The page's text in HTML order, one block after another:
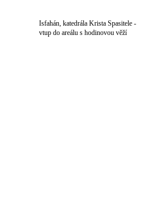
Isfahán, katedrála Krista Spasitele -
vtup do areálu s hodinovou věží